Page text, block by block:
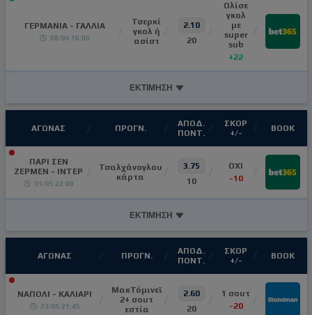
ΓΕΡΜΑΝΙΑ - ΓΑΛΛΙΑ
08/06 16:00
Τσερκί
γκολ ή
ασίστ
2.10
20
Ολίσε
γκολ
με
super
sub
+22
ΕΚΤΙΜΗΣΗ
ΑΓΩΝΑΣ ΠΡΟΓΝ.
ΑΠΟΔ.
ΠΟΝΤ.
ΣΚΟΡ
+/-
ΒΟΟΚ
ΠΑΡΙ ΣΕΝ
ΖΕΡΜΕΝ - ΙΝΤΕΡ
31/05 22:00
Τσαλχάνογλου
κάρτα
3.75
10
OXI
-10
ΕΚΤΙΜΗΣΗ
ΑΓΩΝΑΣ ΠΡΟΓΝ.
ΑΠΟΔ.
ΠΟΝΤ.
ΣΚΟΡ
+/-
ΒΟΟΚ
ΝΑΠΟΛΙ - ΚΑΛΙΑΡΙ
23/05 21:45
ΜακΤόμινεϊ
2+ σουτ
εστία
2.60
20
1 σουτ
-20